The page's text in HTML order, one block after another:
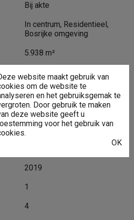
Bij akte
In centrum, Residentieel,
Bosrijke omgeving
5.938 m²
54 m
80 m
126 m²
Traditioneel
2019
1
4
website maakt gebruik van
om de website te
en het gebruiksgemak te
Door gebruik te maken
deze website geeft u
voor het gebruik van
OK